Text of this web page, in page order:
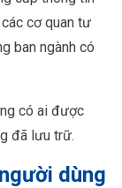
cơ quan tư
ban ngành có
có ai được
đã lưu trữ.
dùng